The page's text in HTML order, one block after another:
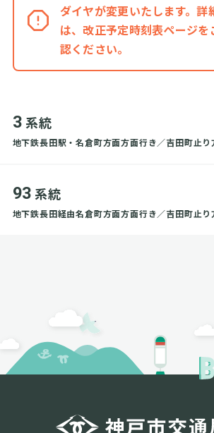
ダイヤが変更いたします。詳
は、改正予定時刻表ページを
認ください。
3 系統
地下鉄長田駅・名倉町方面方面行き／吉田町止り
93 系統
地下鉄長田経由名倉町方面方面行き／吉田町止り